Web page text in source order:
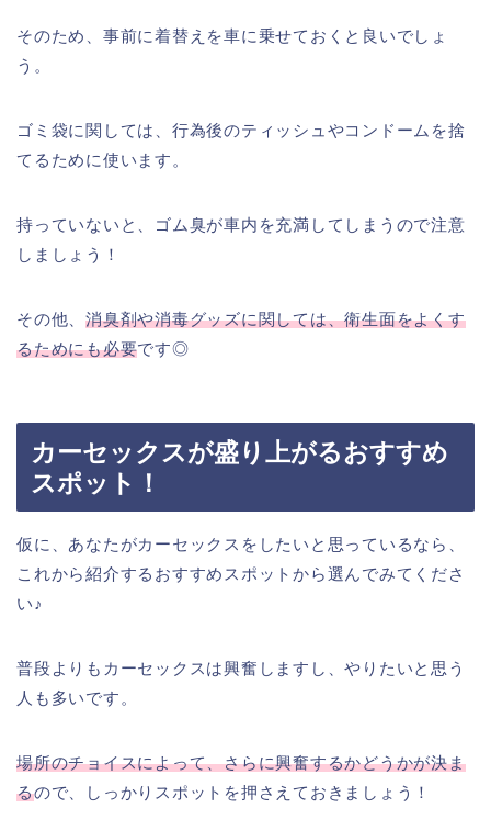
そのため、事前に着替えを車に乗せておくと良いでしょ
う。
ゴミ袋に関しては、行為後のティッシュやコンドームを捨
てるために使います。
持っていないと、ゴム臭が車内を充満してしまうので注意
しましょう！
その他、消臭剤や消毒グッズに関しては、衛生面をよくす
るためにも必要です◎
カーセックスが盛り上がるおすすめ
スポット！
仮に、あなたがカーセックスをしたいと思っているなら、
これから紹介するおすすめスポットから選んでみてくださ
い♪
普段よりもカーセックスは興奮しますし、やりたいと思う
人も多いです。
場所のチョイスによって、さらに興奮するかどうかが決ま
るので、しっかりスポットを押さえておきましょう！